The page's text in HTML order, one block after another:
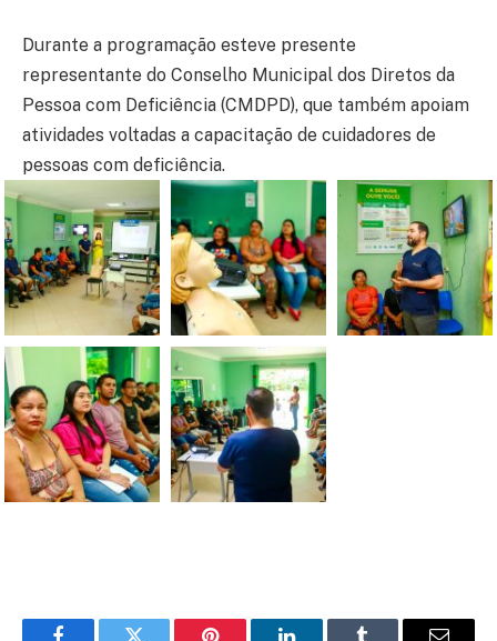
Durante a programação esteve presente
representante do Conselho Municipal dos Diretos da
Pessoa com Deficiência (CMDPD), que também apoiam
atividades voltadas a capacitação de cuidadores de
pessoas com deficiência.